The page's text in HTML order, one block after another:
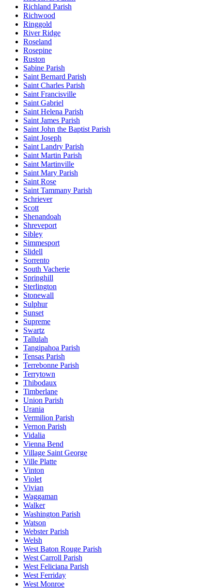
Richland Parish
Richwood
Ringgold
River Ridge
Roseland
Rosepine
Ruston
Sabine Parish
Saint Bernard Parish
Saint Charles Parish
Saint Francisville
Saint Gabriel
Saint Helena Parish
Saint James Parish
Saint John the Baptist Parish
Saint Joseph
Saint Landry Parish
Saint Martin Parish
Saint Martinville
Saint Mary Parish
Saint Rose
Saint Tammany Parish
Schriever
Scott
Shenandoah
Shreveport
Sibley
Simmesport
Slidell
Sorrento
South Vacherie
Springhill
Sterlington
Stonewall
Sulphur
Sunset
Supreme
Swartz
Tallulah
Tangipahoa Parish
Tensas Parish
Terrebonne Parish
Terrytown
Thibodaux
Timberlane
Union Parish
Urania
Vermilion Parish
Vernon Parish
Vidalia
Vienna Bend
Village Saint George
Ville Platte
Vinton
Violet
Vivian
Waggaman
Walker
Washington Parish
Watson
Webster Parish
Welsh
West Baton Rouge Parish
West Carroll Parish
West Feliciana Parish
West Ferriday
West Monroe